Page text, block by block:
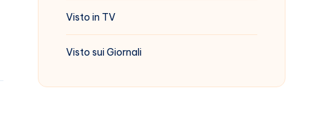
Visto in TV
Visto sui Giornali